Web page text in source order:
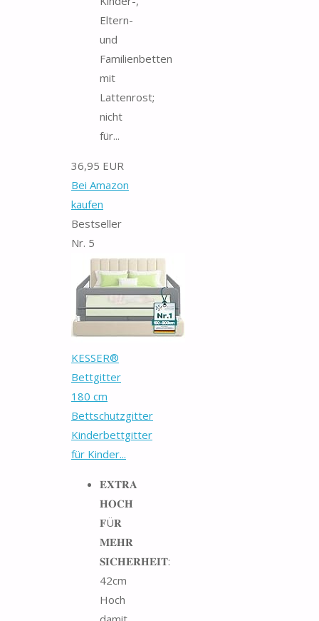
Eltern-
und
Familienbetten
mit
Lattenrost;
nicht
für...
36,95 EUR
Bei Amazon
kaufen
Bestseller
Nr. 5
KESSER®
Bettgitter
180 cm
Bettschutzgitter
Kinderbettgitter
für Kinder...
𝐄𝐗𝐓𝐑𝐀
𝐇𝐎𝐂𝐇
𝐅Ü𝐑
𝐌𝐄𝐇𝐑
𝐒𝐈𝐂𝐇𝐄𝐑𝐇𝐄𝐈𝐓:
42cm
Hoch